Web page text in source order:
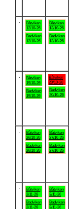
Båtviken
12/10-26
Badviken
12/10-26
Båtviken
13/10-26
Badviken
13/10-26
Båtviken
19/10-26
Badviken
19/10-26
Båtviken
20/10-26
Badviken
20/10-26
Båtviken
26/10-26
Badviken
26/10-26
Båtviken
27/10-26
Badviken
27/10-26
Båtviken
2/11-26
Badviken
2/11-26
Båtviken
3/11-26
Badviken
3/11-26